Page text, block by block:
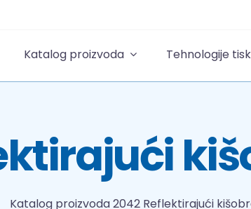
Katalog proizvoda Tehnologije
Katalog proizvoda2042 Reflektirajući